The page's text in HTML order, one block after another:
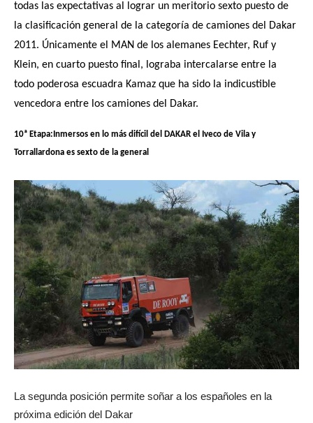
todas las expectativas al lograr un meritorio sexto puesto de
la clasificación general de la categoría de camiones del Dakar
2011. Únicamente el MAN de los alemanes Eechter, Ruf y
Klein, en cuarto puesto final, lograba intercalarse entre la
todo poderosa escuadra Kamaz que ha sido la indicustible
vencedora entre los camiones del Dakar.
10ª Etapa:Inmersos en lo más difícil del DAKAR el Iveco de Vila y
Torrallardona es sexto de la general
La segunda posición permite soñar a los españoles en la
próxima edición del Dakar